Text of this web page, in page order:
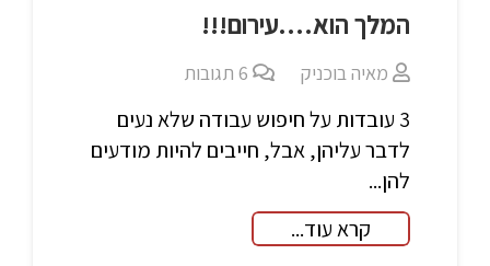
המלך הוא….עירום!!!
מאיה בוכניק 6 תגובות
3 עובדות על חיפוש עבודה שלא נעים
לדבר עליהן, אבל, חייבים להיות מודעים
להן...
קרא עוד...